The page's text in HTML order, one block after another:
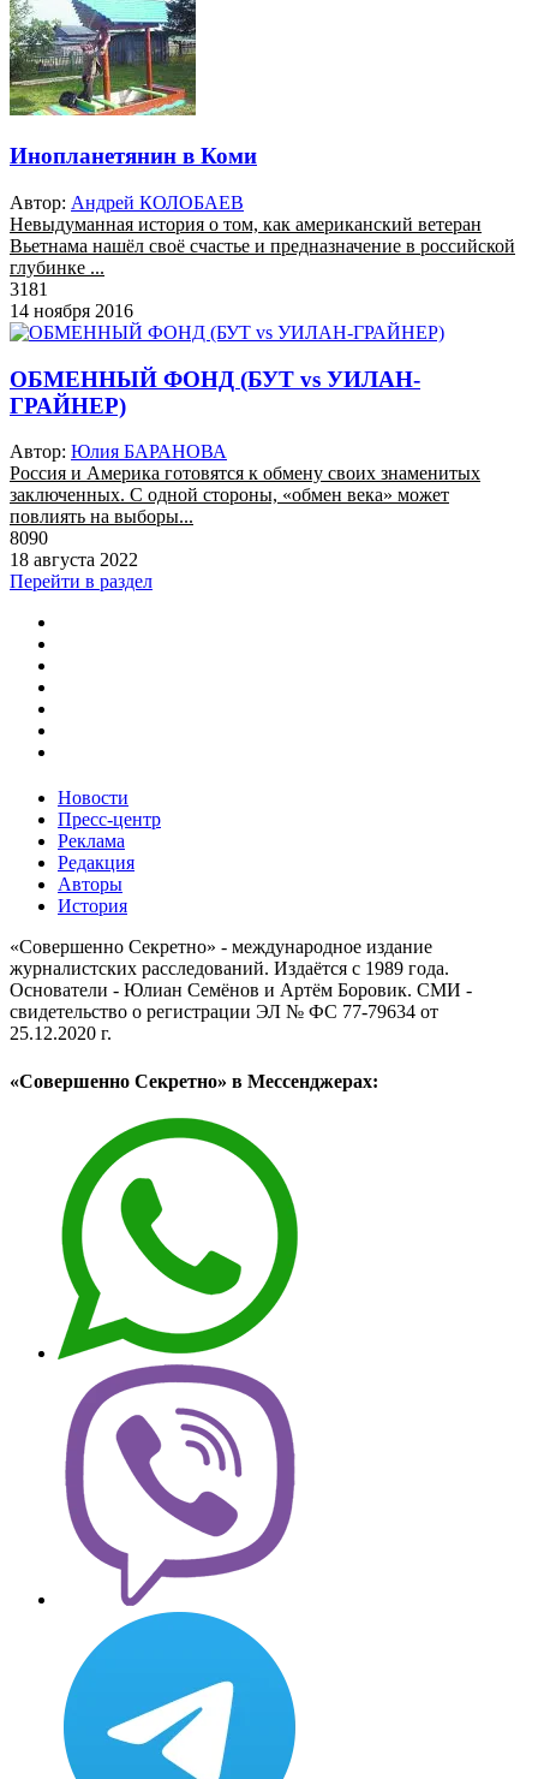
Инопланетянин в Коми
Автор: Андрей КОЛОБАЕВ
Невыдуманная история о том, как американский ветеран
Вьетнама нашёл своё счастье и предназначение в российской
глубинке ...
3181
14 ноября 2016
ОБМЕННЫЙ ФОНД (БУТ vs УИЛАН-
ГРАЙНЕР)
Автор: Юлия БАРАНОВА
Россия и Америка готовятся к обмену своих знаменитых
заключенных. С одной стороны, «обмен века» может
повлиять на выборы...
8090
18 августа 2022
Перейти в раздел
Новости
Пресс-центр
Реклама
Редакция
Авторы
История
«Совершенно Секретно» - международное издание
журналистских расследований. Издаётся с 1989 года.
Основатели - Юлиан Семёнов и Артём Боровик. CМИ -
свидетельство о регистрации ЭЛ № ФС 77-79634 от
25.12.2020 г.
«Совершенно Секретно» в Мессенджерах: